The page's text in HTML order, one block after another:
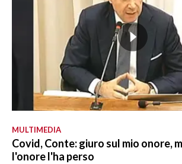
MULTIMEDIA
Covid, Conte: giuro sul mio onore,
l'onore l'ha perso